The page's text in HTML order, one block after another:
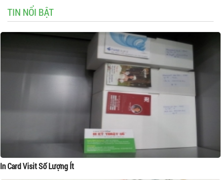
TIN NỔI BẬT
In Card Visit Số Lượng Ít